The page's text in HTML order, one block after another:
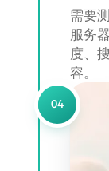
需要
服务
度、
容。
04